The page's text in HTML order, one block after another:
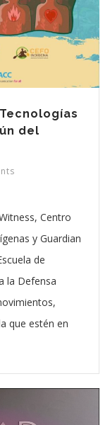
del
Centro
y Guardian
de
la Defensa
que estén en